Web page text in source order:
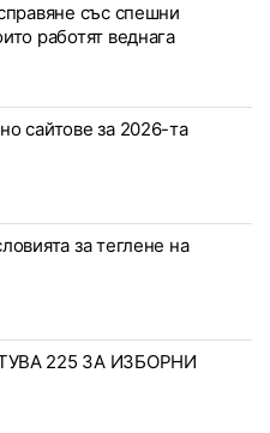
със спешни
работят веднага
сайтове за 2026-та
за теглене на
225 ЗА ИЗБОРНИ